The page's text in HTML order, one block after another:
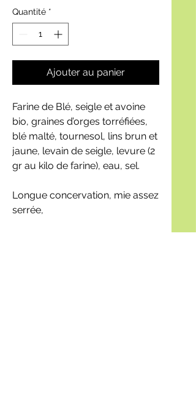
Quantité *
Ajouter au panier
Farine de Blé, seigle et avoine
bio, graines d’orges torréfiées,
blé malté, tournesol, lins brun et
jaune, levain de seigle, levure (2
gr au kilo de farine), eau, sel.
Longue concervation, mie assez
serrée,